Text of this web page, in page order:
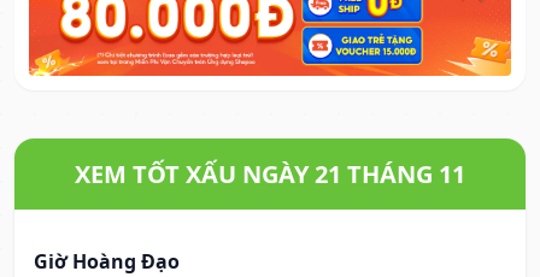
XEM TỐT XẤU NGÀY 21 THÁNG 11
Giờ Hoàng Đạo